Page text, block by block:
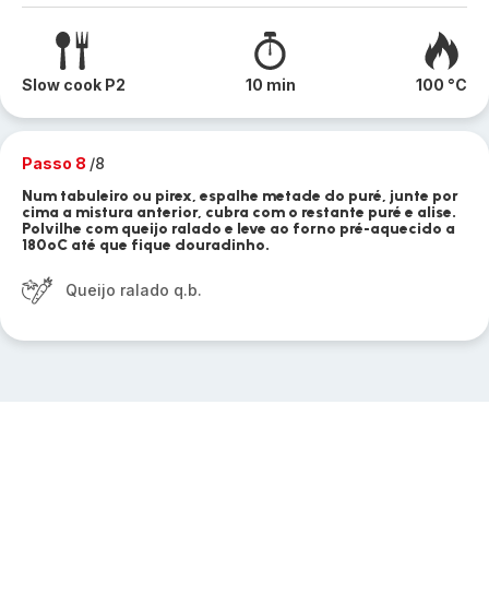
Slow cook P2 10 min 100 °C
Passo 8 /8
Num tabuleiro ou pirex, espalhe metade do puré, junte por
cima a mistura anterior, cubra com o restante puré e alise.
Polvilhe com queijo ralado e leve ao forno pré-aquecido a
180ºC até que fique douradinho.
Queijo ralado q.b.